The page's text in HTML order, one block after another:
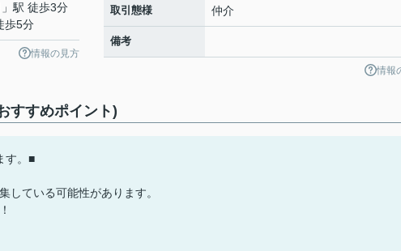
」駅 徒歩3分
歩5分
情報の見方
取引態様 仲介
備考
情報
すすめポイント)
す。■
している可能性があります。